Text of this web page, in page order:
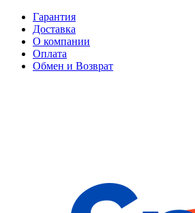
Гарантия
Доставка
О компании
Оплата
Обмен и Возврат